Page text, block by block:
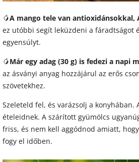
🥭A mango tele van antioxidánsokkal,
ez utóbbi segít leküzdeni a fáradtságot
egyensúlyt.
🥭Már egy adag (30 g) is fedezi a napi
az ásványi anyag hozzájárul az erős
szövetekhez.
Szeleteld fel, és varázsolj a konyhában.
ételeidnek. A szárított gyümölcs
friss, és nem kell aggódnod amiatt,
fogy el időben.